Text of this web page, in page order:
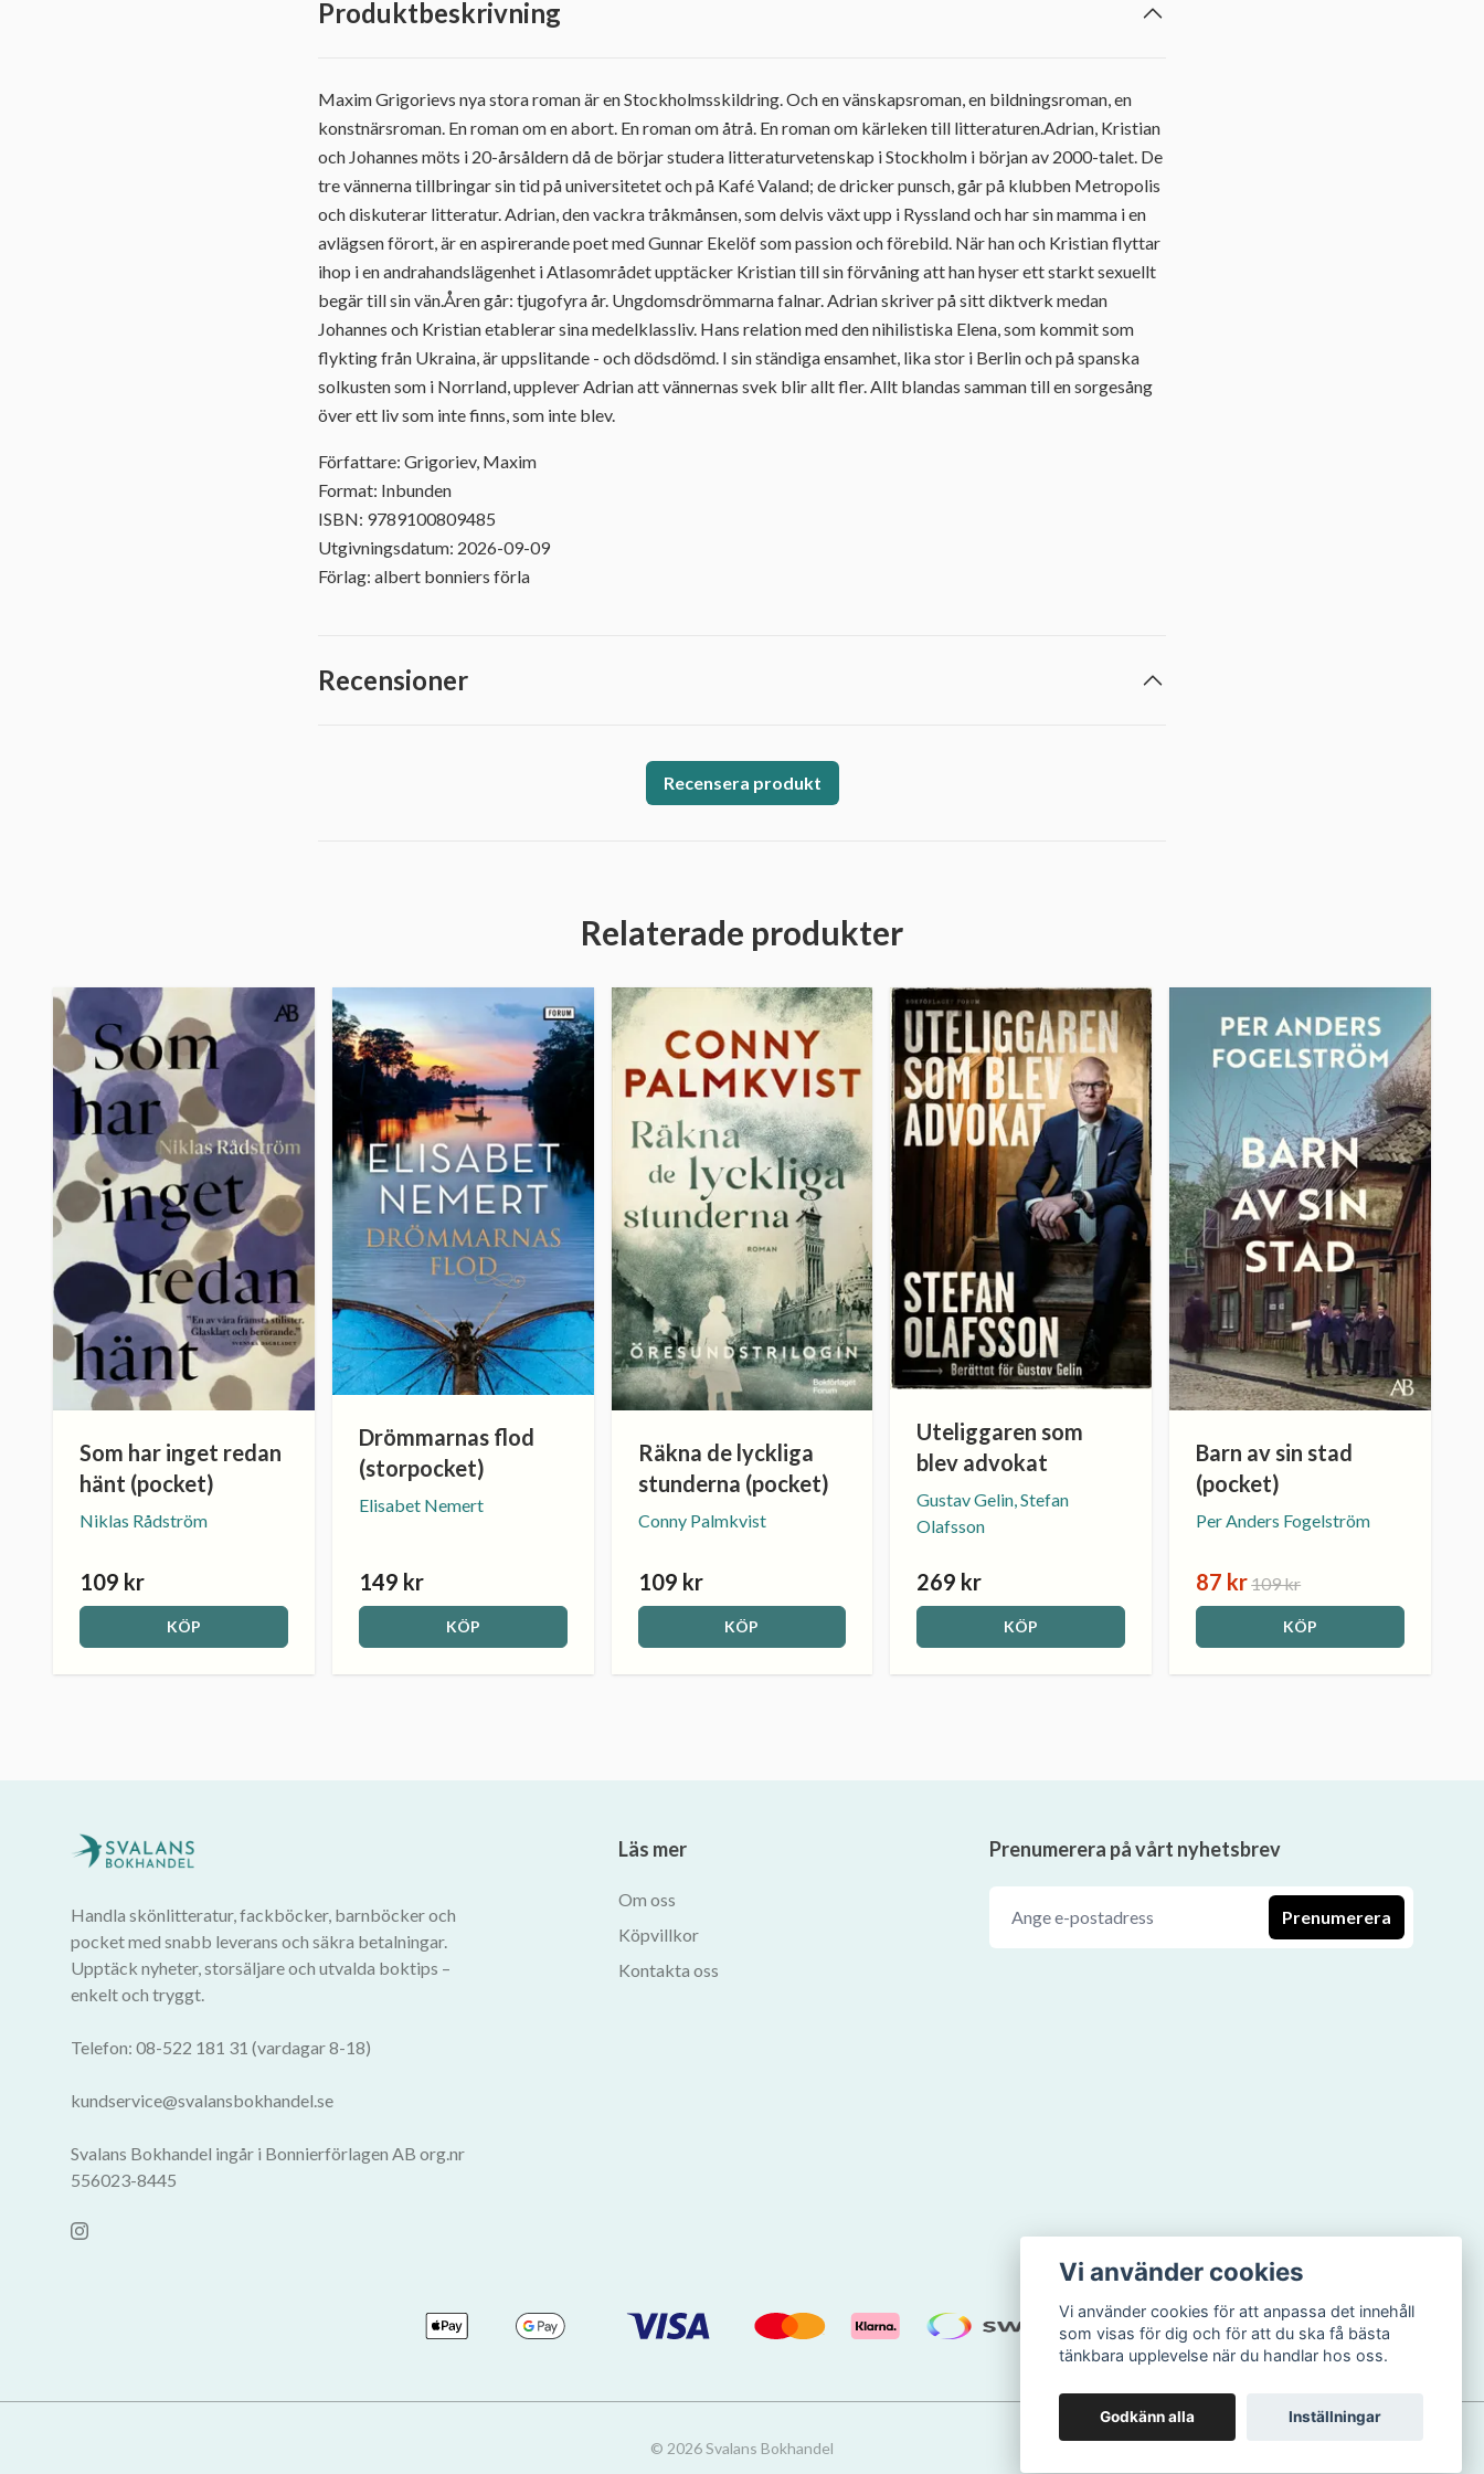
Produktbeskrivning
Maxim Grigorievs nya stora roman är en Stockholmsskildring. Och en vänskapsroman, en bildningsroman, en
konstnärsroman. En roman om en abort. En roman om åtrå. En roman om kärleken till litteraturen.Adrian, Kristian
och Johannes möts i 20-årsåldern då de börjar studera litteraturvetenskap i Stockholm i början av 2000-talet. De
tre vännerna tillbringar sin tid på universitetet och på Kafé Valand; de dricker punsch, går på klubben Metropolis
och diskuterar litteratur. Adrian, den vackra tråkmånsen, som delvis växt upp i Ryssland och har sin mamma i en
avlägsen förort, är en aspirerande poet med Gunnar Ekelöf som passion och förebild. När han och Kristian flyttar
ihop i en andrahandslägenhet i Atlasområdet upptäcker Kristian till sin förvåning att han hyser ett starkt sexuellt
begär till sin vän.Åren går: tjugofyra år. Ungdomsdrömmarna falnar. Adrian skriver på sitt diktverk medan
Johannes och Kristian etablerar sina medelklassliv. Hans relation med den nihilistiska Elena, som kommit som
flykting från Ukraina, är uppslitande - och dödsdömd. I sin ständiga ensamhet, lika stor i Berlin och på spanska
solkusten som i Norrland, upplever Adrian att vännernas svek blir allt fler. Allt blandas samman till en sorgesång
över ett liv som inte finns, som inte blev.
Författare: Grigoriev, Maxim
Format: Inbunden
ISBN: 9789100809485
Utgivningsdatum: 2026-09-09
Förlag: albert bonniers förla
Recensioner
Recensera produkt
Relaterade produkter
Som har inget redan
hänt (pocket)
Niklas Rådström
109 kr
KÖP
Drömmarnas flod
(storpocket)
Elisabet Nemert
149 kr
KÖP
Räkna de lyckliga
stunderna (pocket)
Conny Palmkvist
109 kr
KÖP
Uteliggaren som
blev advokat
Gustav Gelin, Stefan
Olafsson
269 kr
KÖP
Barn av sin stad
(pocket)
Per Anders Fogelström
87 kr109 kr
KÖP
Handla skönlitteratur, fackböcker, barnböcker och
pocket med snabb leverans och säkra betalningar.
Upptäck nyheter, storsäljare och utvalda boktips –
enkelt och tryggt.
Telefon: 08-522 181 31 (vardagar 8-18)
kundservice@svalansbokhandel.se
Svalans Bokhandel ingår i Bonnierförlagen AB org.nr
556023-8445
Läs mer
Om oss
Köpvillkor
Kontakta oss
Prenumerera på vårt nyhetsbrev
Prenumerera
© 2026 Svalans Bokhandel
Vi använder cookies
Vi använder cookies för att anpassa det innehåll
som visas för dig och för att du ska få bästa
tänkbara upplevelse när du handlar hos oss.
Godkänn alla Inställningar